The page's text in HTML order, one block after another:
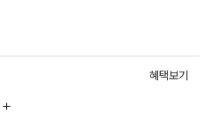
혜택보기